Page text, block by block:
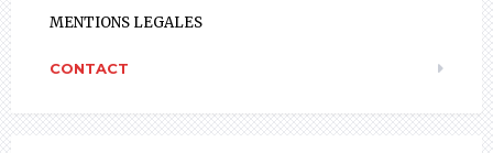
MENTIONS LEGALES
CONTACT